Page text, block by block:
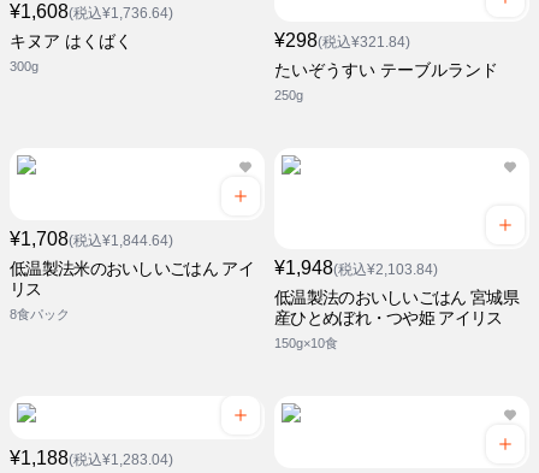
¥1,608(税込¥1,736.64)
キヌア はくばく
300g
¥298(税込¥321.84)
たいぞうすい テーブルランド
250g
¥1,708(税込¥1,844.64)
低温製法米のおいしいごはん アイ
リス
8食パック
¥1,948(税込¥2,103.84)
低温製法のおいしいごはん 宮城県
産ひとめぼれ・つや姫 アイリス
150g×10食
¥1,188(税込¥1,283.04)